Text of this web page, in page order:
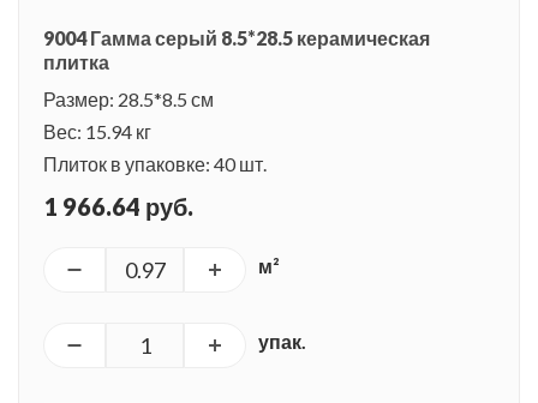
9004 Гамма серый 8.5*28.5 керамическая
плитка
Размер: 28.5*8.5 см
Вес: 15.94 кг
Плиток в упаковке: 40 шт.
1 966.64 руб.
м²
упак.